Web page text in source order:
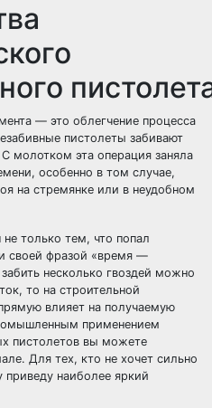
— это облегчение процесса
пистолеты забивают
молотком эта операция заняла
особенно в том случае,
на стремянке или в неудобном
только тем, что попал
своей фразой «время —
несколько гвоздей можно
то на строительной
влияет на получаемую
применением
пистолетов вы можете
Для тех, кто не хочет сильно
приведу наиболее яркий